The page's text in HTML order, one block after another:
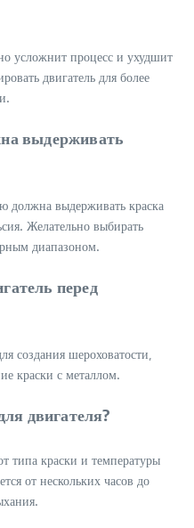
усложнит процесс и ухудшит
двигатель для более
выдерживать
должна выдерживать краска
Желательно выбирать
диапазоном.
перед
создания шероховатости‚
краски с металлом.
двигателя?
типа краски и температуры
от нескольких часов до